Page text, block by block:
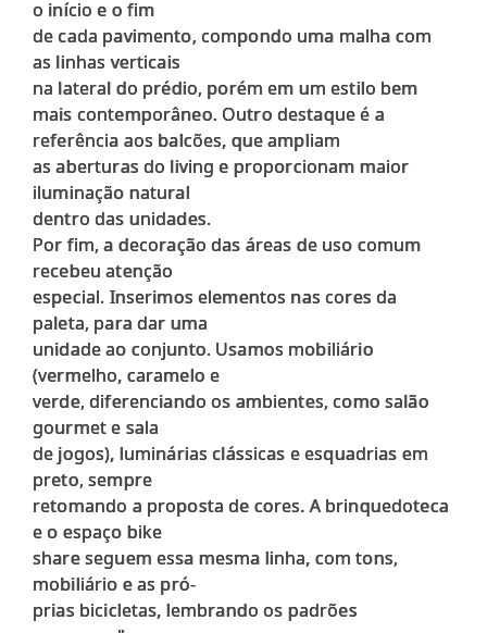
o início e o fim
de cada pavimento, compondo uma malha com
as linhas verticais
na lateral do prédio, porém em um estilo bem
mais contemporâneo. Outro destaque é a
referência aos balcões, que ampliam
as aberturas do living e proporcionam maior
iluminação natural
dentro das unidades.
Por fim, a decoração das áreas de uso comum
recebeu atenção
especial. Inserimos elementos nas cores da
paleta, para dar uma
unidade ao conjunto. Usamos mobiliário
(vermelho, caramelo e
verde, diferenciando os ambientes, como salão
gourmet e sala
de jogos), luminárias clássicas e esquadrias em
preto, sempre
retomando a proposta de cores. A brinquedoteca
e o espaço bike
share seguem essa mesma linha, com tons,
mobiliário e as pró-
prias bicicletas, lembrando os padrões